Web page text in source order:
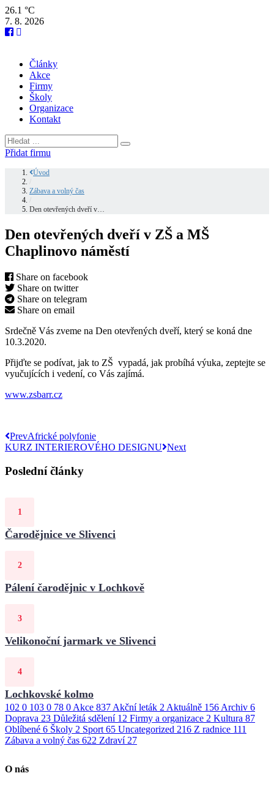
26.1 °C
7. 8. 2026
Články
Akce
Firmy
Školy
Organizace
Kontakt
Přidat firmu
Úvod
Zábava a volný čas
Den otevřených dveří v…
Den otevřených dveří v ZŠ a MŠ
Chaplinovo náměstí
Share on facebook
Share on twitter
Share on telegram
Share on email
Srdečně Vás zveme na Den otevřených dveří, který se koná dne
10.3.2020.
Přijďte se podívat, jak to ZŠ vypadá, jak probíhá výuka, zeptejte se
vyučujících i vedení, co Vás zajímá.
www.zsbarr.cz
PrevAfrické polyfonie
KURZ INTERIEROVÉHO DESIGNU Next
Poslední články
Čarodějnice ve Slivenci
Pálení čarodějnic v Lochkově
Velikonoční jarmark ve Slivenci
Lochkovské kolmo
102 0 103 0 78 0 Akce 837 Akční leták 2 Aktuálně 156 Archiv 6
Doprava 23 Důležitá sdělení 12 Firmy a organizace 2 Kultura 87
Oblíbené 6 Školy 2 Sport 65 Uncategorized 216 Z radnice 111
Zábava a volný čas 622 Zdraví 27
O nás